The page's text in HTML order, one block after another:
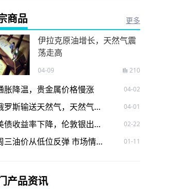
商品 更多
伊拉克原油增长，天然气震
荡走高
04-09 210
胀降温，贵金属价格慢涨 04-02
俄罗斯输送天然气，天然气价格震荡走低 04-01
美债收益率下降，伦敦银出现下跌 02-22
周三油价从低位反弹 市场情绪有所改善 01-11
产品资讯